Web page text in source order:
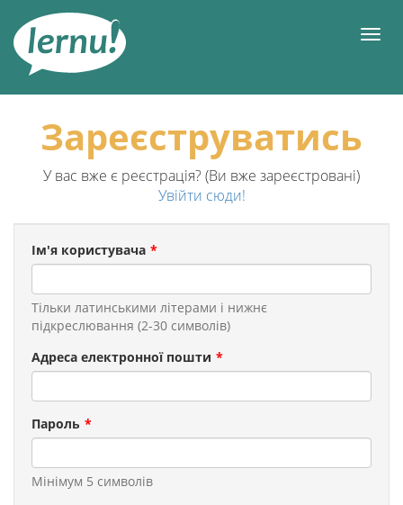
змісту
Зареєструватись
У вас вже є реєстрація? (Ви вже зареєстровані)
Увійти сюди!
Ім'я користувача
Тільки латинськими літерами і нижнє
підкреслювання (2-30 символів)
Aдреса електронної пошти
Пароль
Мінімум 5 символів